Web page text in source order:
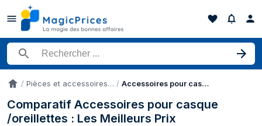
Rechercher un produit
Accueil Pièces et accessoires de casques audio et portables Accessoires pour casque /oreillettes
Comparatif Accessoires pour casque
/oreillettes : Les Meilleurs Prix